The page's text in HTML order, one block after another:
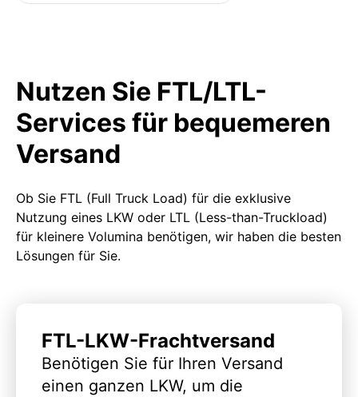
Nutzen Sie FTL/LTL-
Services für bequemeren
Versand
Ob Sie FTL (Full Truck Load) für die exklusive
Nutzung eines LKW oder LTL (Less-than-Truckload)
für kleinere Volumina benötigen, wir haben die besten
Lösungen für Sie.
FTL-LKW-Frachtversand
Benötigen Sie für Ihren Versand
einen ganzen LKW, um die